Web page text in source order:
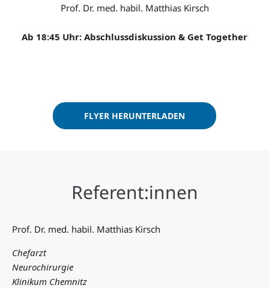
Prof. Dr. med. habil. Matthias Kirsch
Ab 18:45 Uhr: Abschlussdiskussion & Get Together
FLYER HERUNTERLADEN
Referent:innen
Prof. Dr. med. habil. Matthias Kirsch
Chefarzt
Neurochirurgie
Klinikum Chemnitz